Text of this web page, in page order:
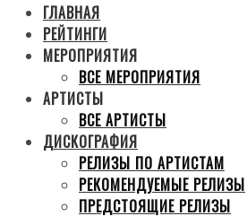
ГЛАВНАЯ
РЕЙТИНГИ
МЕРОПРИЯТИЯ
ВСЕ МЕРОПРИЯТИЯ
АРТИСТЫ
ВСЕ АРТИСТЫ
ДИСКОГРАФИЯ
РЕЛИЗЫ ПО АРТИСТАМ
РЕКОМЕНДУЕМЫЕ РЕЛИЗЫ
ПРЕДСТОЯЩИЕ РЕЛИЗЫ